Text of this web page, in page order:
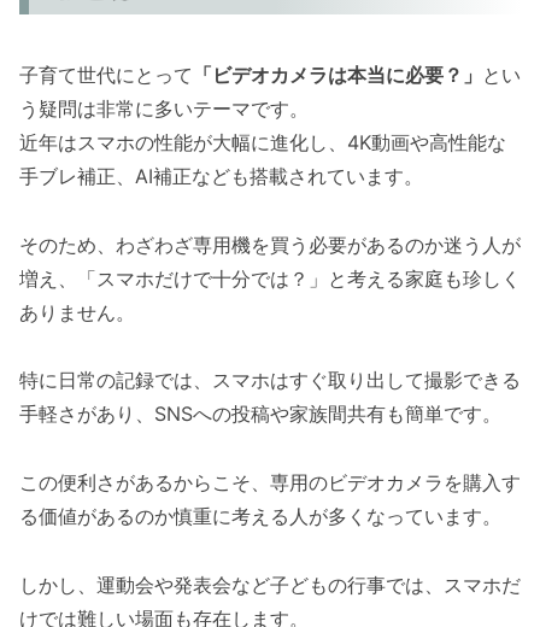
子育て世代にとって 「ビデオカメラは本当に必要？」 とい
う疑問は非常に多いテーマです。
近年はスマホの性能が大幅に進化し、4K動画や高性能な
手ブレ補正、AI補正なども搭載されています。
そのため、わざわざ専用機を買う必要があるのか迷う人が
増え、「スマホだけで十分では？」と考える家庭も珍しく
ありません。
特に日常の記録では、スマホはすぐ取り出して撮影できる
手軽さがあり、SNSへの投稿や家族間共有も簡単です。
この便利さがあるからこそ、専用のビデオカメラを購入す
る価値があるのか慎重に考える人が多くなっています。
しかし、運動会や発表会など子どもの行事では、スマホだ
けでは難しい場面も存在します。